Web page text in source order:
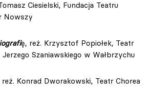
Ciesielski, Fundacja Teatru
Nowszy
ę, reż. Krzysztof Popiołek, Teatr
Szaniawskiego w Wałbrzychu
reż. Konrad Dworakowski, Teatr Chorea